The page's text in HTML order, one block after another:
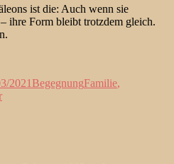
ist die: Auch wenn sie
ihre Form bleibt trotzdem gleich.
2021BegegnungFamilie,
zu